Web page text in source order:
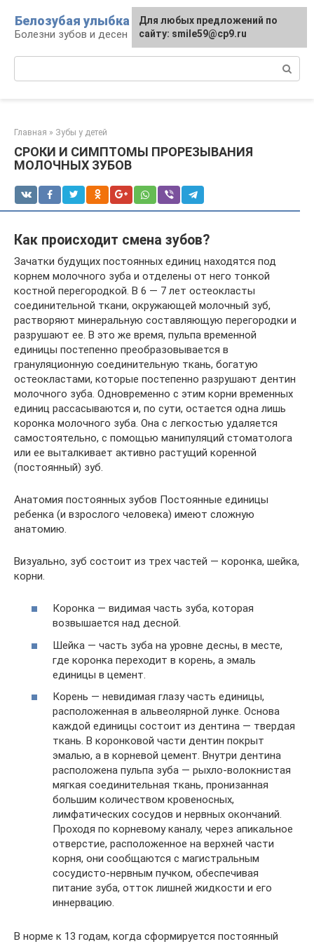
контенту
Белозубая улыбка
Болезни зубов и десен
Главная » Зубы у детей
СРОКИ И СИМПТОМЫ ПРОРЕЗЫВАНИЯ
МОЛОЧНЫХ ЗУБОВ
Как происходит смена зубов?
Зачатки будущих постоянных единиц находятся под
корнем молочного зуба и отделены от него тонкой
костной перегородкой. В 6 — 7 лет остеокласты
соединительной ткани, окружающей молочный зуб,
растворяют минеральную составляющую перегородки и
разрушают ее. В это же время, пульпа временной
единицы постепенно преобразовывается в
грануляционную соединительную ткань, богатую
остеокластами, которые постепенно разрушают дентин
молочного зуба. Одновременно с этим корни временных
единиц рассасываются и, по сути, остается одна лишь
коронка молочного зуба. Она с легкостью удаляется
самостоятельно, с помощью манипуляций стоматолога
или ее выталкивает активно растущий коренной
(постоянный) зуб.
Анатомия постоянных зубов Постоянные единицы
ребенка (и взрослого человека) имеют сложную
анатомию.
Визуально, зуб состоит из трех частей — коронка, шейка,
корни.
Коронка — видимая часть зуба, которая
возвышается над десной.
Шейка — часть зуба на уровне десны, в месте,
где коронка переходит в корень, а эмаль
единицы в цемент.
Корень — невидимая глазу часть единицы,
расположенная в альвеолярной лунке. Основа
каждой единицы состоит из дентина — твердая
ткань. В коронковой части дентин покрыт
эмалью, а в корневой цемент. Внутри дентина
расположена пульпа зуба — рыхло-волокнистая
мягкая соединительная ткань, пронизанная
большим количеством кровеносных,
лимфатических сосудов и нервных окончаний.
Проходя по корневому каналу, через апикальное
отверстие, расположенное на верхней части
корня, они сообщаются с магистральным
сосудисто-нервным пучком, обеспечивая
питание зуба, отток лишней жидкости и его
иннервацию.
В норме к 13 годам, когда сформируется постоянный
Для любых предложений по
сайту: smile59@cp9.ru